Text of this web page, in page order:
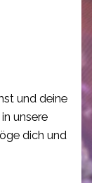
und deine
unsere
dich und